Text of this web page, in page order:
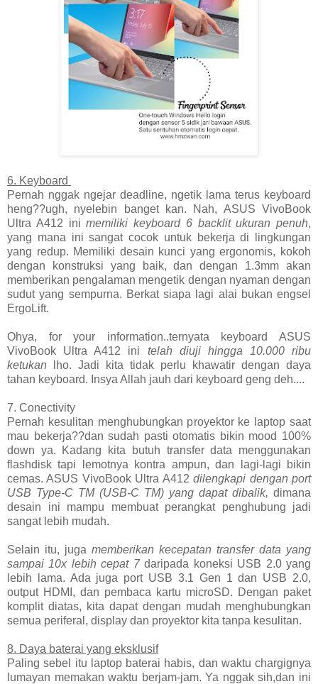
6. Keyboard
Pernah nggak ngejar deadline, ngetik lama terus keyboard
heng??ugh, nyelebin banget kan. Nah, ASUS VivoBook
Ultra A412 inimemiliki keyboard 6 backlit ukuran penuh,
yang mana ini sangat cocok untuk bekerja di lingkungan
yang redup. Memiliki desain kunci yang ergonomis, kokoh
dengan konstruksi yang baik, dan dengan 1.3mm akan
memberikan pengalaman mengetik dengan nyaman dengan
sudut yang sempurna. Berkat siapa lagi alai bukan engsel
ErgoLift.
Ohya, for your information..ternyata keyboard ASUS
VivoBook Ultra A412 ini telah diuji hingga 10.000 ribu
ketukan lho. Jadi kita tidak perlu khawatir dengan daya
tahan keyboard. Insya Allah jauh dari keyboard geng deh....
7. Conectivity
Pernah kesulitan menghubungkan proyektor ke laptop saat
mau bekerja??dan sudah pasti otomatis bikin mood 100%
down ya. Kadang kita butuh transfer data menggunakan
flashdisk tapi lemotnya kontra ampun, dan lagi-lagi bikin
cemas. ASUS VivoBook Ultra A412dilengkapi dengan port
USB Type-C TM (USB-C TM) yang dapat dibalik, dimana
desain ini mampu membuat perangkat penghubung jadi
sangat lebih mudah.
Selain itu, juga memberikan kecepatan transfer data yang
sampai 10x lebih cepat 7daripada koneksi USB 2.0 yang
lebih lama. Ada juga port USB 3.1 Gen 1 dan USB 2.0,
output HDMI, dan pembaca kartu microSD. Dengan paket
komplit diatas, kita dapat dengan mudah menghubungkan
semua periferal, display dan proyektor kita tanpa kesulitan.
8. Daya baterai yang eksklusif
Paling sebel itu laptop baterai habis, dan waktu chargignya
lumayan memakan waktu berjam-jam. Ya nggak sih,dan ini